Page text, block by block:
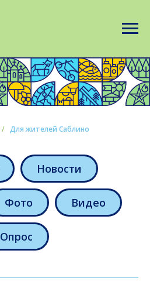
/ Для жителей Саблино
Новости
Фото Видео
Опрос